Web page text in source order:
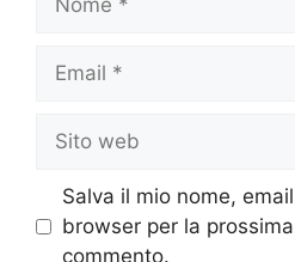
Email
Sito
web
Salva il mio nome,
browser per la
commento.